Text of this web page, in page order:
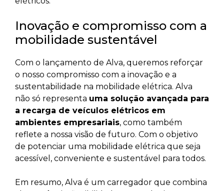
Inovação e compromisso com a
mobilidade sustentável
Com o lançamento de Alva, queremos reforçar
o nosso compromisso com a inovação e a
sustentabilidade na mobilidade elétrica. Alva
não só representa uma solução avançada para
a recarga de veículos elétricos em
ambientes empresariais, como também
reflete a nossa visão de futuro. Com o objetivo
de potenciar uma mobilidade elétrica que seja
acessível, conveniente e sustentável para todos.
Em resumo, Alva é um carregador que combina